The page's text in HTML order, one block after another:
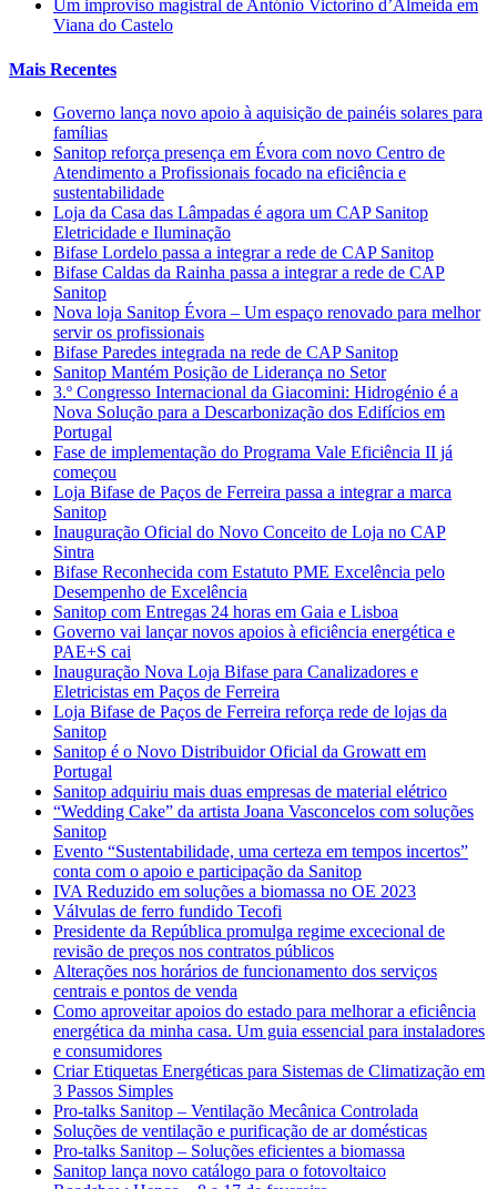
Um improviso magistral de António Victorino d’Almeida em
Viana do Castelo
Mais Recentes
Governo lança novo apoio à aquisição de painéis solares para
famílias
Sanitop reforça presença em Évora com novo Centro de
Atendimento a Profissionais focado na eficiência e
sustentabilidade
Loja da Casa das Lâmpadas é agora um CAP Sanitop
Eletricidade e Iluminação
Bifase Lordelo passa a integrar a rede de CAP Sanitop
Bifase Caldas da Rainha passa a integrar a rede de CAP
Sanitop
Nova loja Sanitop Évora – Um espaço renovado para melhor
servir os profissionais
Bifase Paredes integrada na rede de CAP Sanitop
Sanitop Mantém Posição de Liderança no Setor
3.º Congresso Internacional da Giacomini: Hidrogénio é a
Nova Solução para a Descarbonização dos Edifícios em
Portugal
Fase de implementação do Programa Vale Eficiência II já
começou
Loja Bifase de Paços de Ferreira passa a integrar a marca
Sanitop
Inauguração Oficial do Novo Conceito de Loja no CAP
Sintra
Bifase Reconhecida com Estatuto PME Excelência pelo
Desempenho de Excelência
Sanitop com Entregas 24 horas em Gaia e Lisboa
Governo vai lançar novos apoios à eficiência energética e
PAE+S cai
Inauguração Nova Loja Bifase para Canalizadores e
Eletricistas em Paços de Ferreira
Loja Bifase de Paços de Ferreira reforça rede de lojas da
Sanitop
Sanitop é o Novo Distribuidor Oficial da Growatt em
Portugal
Sanitop adquiriu mais duas empresas de material elétrico
“Wedding Cake” da artista Joana Vasconcelos com soluções
Sanitop
Evento “Sustentabilidade, uma certeza em tempos incertos”
conta com o apoio e participação da Sanitop
IVA Reduzido em soluções a biomassa no OE 2023
Válvulas de ferro fundido Tecofi
Presidente da República promulga regime excecional de
revisão de preços nos contratos públicos
Alterações nos horários de funcionamento dos serviços
centrais e pontos de venda
Como aproveitar apoios do estado para melhorar a eficiência
energética da minha casa. Um guia essencial para instaladores
e consumidores
Criar Etiquetas Energéticas para Sistemas de Climatização em
3 Passos Simples
Pro-talks Sanitop – Ventilação Mecânica Controlada
Soluções de ventilação e purificação de ar domésticas
Pro-talks Sanitop – Soluções eficientes a biomassa
Sanitop lança novo catálogo para o fotovoltaico